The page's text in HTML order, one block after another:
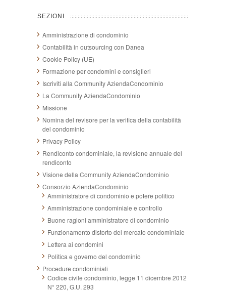
SEZIONI
Amministrazione di condominio
Contabilità in outsourcing con Danea
Cookie Policy (UE)
Formazione per condomini e consiglieri
Iscriviti alla Community AziendaCondominio
La Community AziendaCondominio
Missione
Nomina del revisore per la verifica della contabilità
del condominio
Privacy Policy
Rendiconto condominiale, la revisione annuale del
rendiconto
Visione della Community AziendaCondominio
Consorzio AziendaCondominio
Amministratore di condominio e potere politico
Amministrazione condominiale e controllo
Buone ragioni amministratore di condominio
Funzionamento distorto del mercato condominiale
Lettera ai condomini
Politica e governo del condominio
Procedure condominiali
Codice civile condominio, legge 11 dicembre 2012
N° 220, G.U. 293